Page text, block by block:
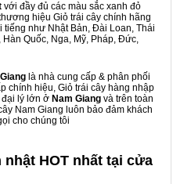
với đầy đủ các màu sắc xanh đỏ
hiệu Giỏ trái cây chính hãng
tiếng như Nhật Bản, Đài Loan, Thái
Hàn Quốc, Nga, Mỹ, Pháp, Đức,
là nhà cung cấp & phân phối
chính hiệu, Giỏ trái cây hàng nhập
đại lý lớn ở Nam Giang và trên toàn
Nam Giang luôn bảo đảm khách
cho chúng tôi
nhật HOT nhất tại cửa